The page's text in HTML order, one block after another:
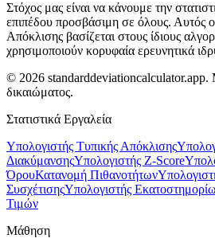
Στόχος μας είναι να κάνουμε την
επιπέδου προσβάσιμη σε όλους. Αυτός
Απόκλισης βασίζεται στους ίδιους
χρησιμοποιούν κορυφαία ερευνητικά
© 2026 standarddeviationcalculator.app.
δικαιώματος.
Στατιστικά Εργαλεία
Υπολογιστής Τυπικής Απόκλισης
ΔιακύμανσηςΥπολογιστής Z-Score
ΌρουΚατανομή Πιθανοτήτων
ΣυσχέτισηςΥπολογιστής
Τιμών
Μάθηση